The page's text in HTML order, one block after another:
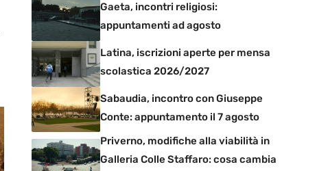
Gaeta, incontri religiosi:
appuntamenti ad agosto
Latina, iscrizioni aperte per mensa
scolastica 2026/2027
Sabaudia, incontro con Giuseppe
Conte: appuntamento il 7 agosto
Priverno, modifiche alla viabilità in
Galleria Colle Staffaro: cosa cambia